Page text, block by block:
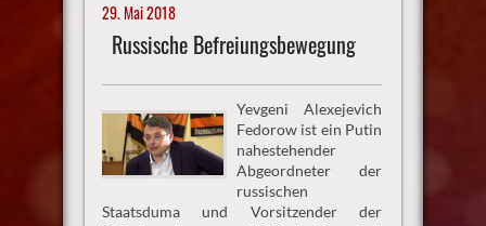
29. Mai 2018
Russische Befreiungsbewegung
Yevgeni Alexejevich
Fedorow ist ein Putin
nahestehender
Abgeordneter der
russischen
Staatsduma und Vorsitzender der